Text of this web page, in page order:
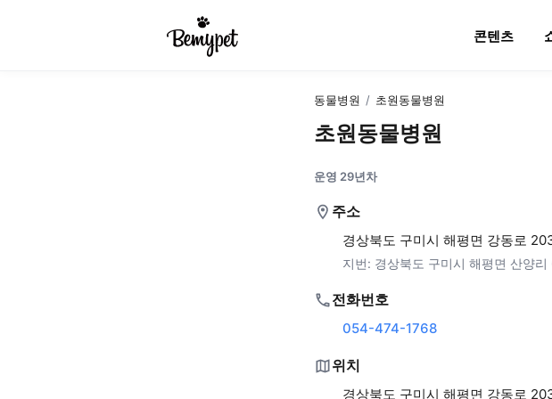
콘텐츠
동물병원 / 초원동물병원
초원동물병원
운영 29년차
주소
경상북도 구미시 해평면 강동로
지번: 경상북도 구미시 해평면 산양
전화번호
054-474-1768
위치
경상북도 구미시 해평면 강동로